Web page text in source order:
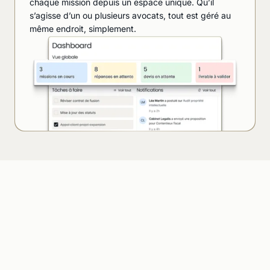
chaque mission depuis un espace unique. Qu’il
s’agisse d’un ou plusieurs avocats, tout est géré au
même endroit, simplement.